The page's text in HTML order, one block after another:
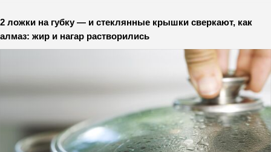
2 ложки на губку — и стеклянные крышки сверкают, как
алмаз: жир и нагар растворились